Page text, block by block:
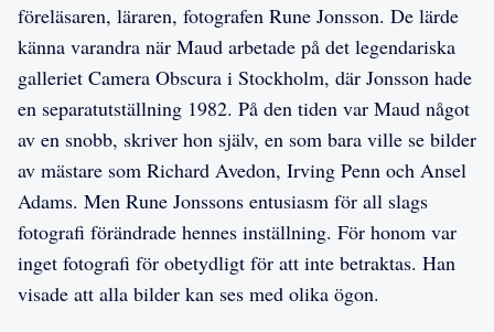
föreläsaren, läraren, fotografen Rune Jonsson. De lärde
känna varandra när Maud arbetade på det legendariska
galleriet Camera Obscura i Stockholm, där Jonsson hade
en separatutställning 1982. På den tiden var Maud något
av en snobb, skriver hon själv, en som bara ville se bilder
av mästare som Richard Avedon, Irving Penn och Ansel
Adams. Men Rune Jonssons entusiasm för all slags
fotografi förändrade hennes inställning. För honom var
inget fotografi för obetydligt för att inte betraktas. Han
visade att alla bilder kan ses med olika ögon.